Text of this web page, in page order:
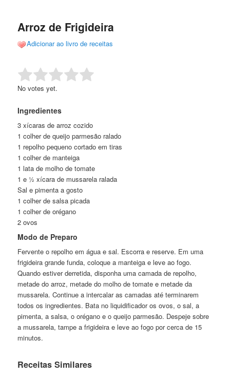
conteúdo
conteúdo
Arroz de Frigideira
Adicionar ao livro de receitas
Rate this item: Submit Rating
No votes yet.
Ingredientes
3 xícaras de arroz cozido
1 colher de queijo parmesão ralado
1 repolho pequeno cortado em tiras
1 colher de manteiga
1 lata de molho de tomate
1 e ½ xícara de mussarela ralada
Sal e pimenta a gosto
1 colher de salsa picada
1 colher de orégano
2 ovos
Modo de Preparo
Fervente o repolho em água e sal. Escorra e reserve. Em uma
frigideira grande funda, coloque a manteiga e leve ao fogo.
Quando estiver derretida, disponha uma camada de repolho,
metade do arroz, metade do molho de tomate e metade da
mussarela. Continue a intercalar as camadas até terminarem
todos os ingredientes. Bata no liquidificador os ovos, o sal, a
pimenta, a salsa, o orégano e o queijo parmesão. Despeje sobre
a mussarela, tampe a frigideira e leve ao fogo por cerca de 15
minutos.
Receitas Similares